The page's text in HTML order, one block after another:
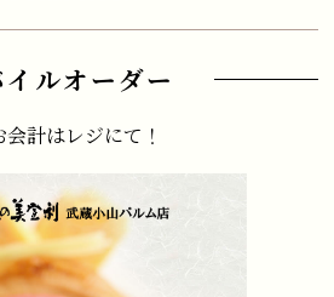
ルオーダー
計はレジにて！